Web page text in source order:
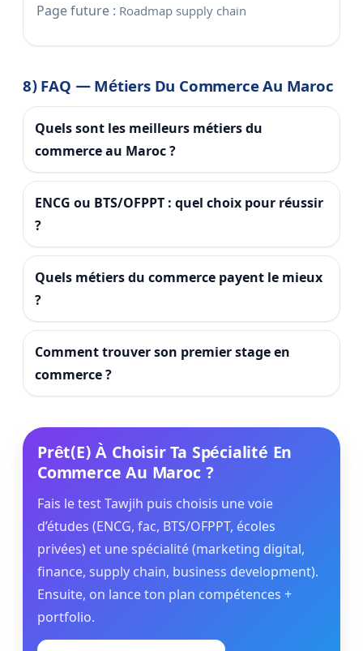
Page future : Roadmap supply chain
8) FAQ — Métiers Du Commerce Au Maroc
Quels sont les meilleurs métiers du
commerce au Maroc ?
ENCG ou BTS/OFPPT : quel choix pour réussir
?
Quels métiers du commerce payent le mieux
?
Comment trouver son premier stage en
commerce ?
Prêt(e) À Choisir Ta Spécialité En
Commerce Au Maroc ?
Fais le test Tawjih puis choisis une voie
d’études (ENCG, fac, BTS/OFPPT, écoles
privées) et une spécialité (marketing digital,
finance, supply chain, business development).
Ensuite, on lance ton plan compétences +
portfolio.